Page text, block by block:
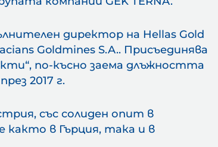
директор на Hellas Gold
Goldmines S.A.. Присъединява
по-късно заема длъжността
2017 г.
със солиден опит в
в Гърция, така и в